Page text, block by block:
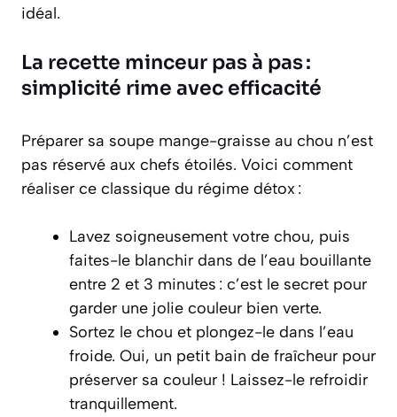
idéal.
La recette minceur pas à pas :
simplicité rime avec efficacité
Préparer sa soupe mange-graisse au chou n’est
pas réservé aux chefs étoilés. Voici comment
réaliser ce classique du régime détox :
Lavez soigneusement votre chou, puis
faites-le blanchir dans de l’eau bouillante
entre 2 et 3 minutes : c’est le secret pour
garder une jolie couleur bien verte.
Sortez le chou et plongez-le dans l’eau
froide. Oui, un petit bain de fraîcheur pour
préserver sa couleur ! Laissez-le refroidir
tranquillement.